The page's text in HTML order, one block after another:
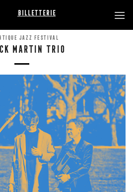
Billetterie
JAZZ FESTIVAL
MARTIN TRIO